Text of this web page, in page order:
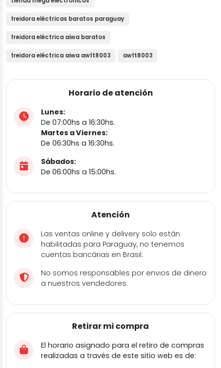
freidora eléctricas baratos paraguay
freidora eléctrica aiwa baratos
freidora eléctrica aiwa awft8003 awft8003
Horario de atención
Lunes:
De 07:00hs a 16:30hs.
Martes a Viernes:
De 06:30hs a 16:30hs.
Sábados:
De 06:00hs a 15:00hs.
Atención
Las ventas online y delivery solo están
habilitadas para Paraguay, no tenemos
cuentas bancárias en Brasil.
No somos responsables por envios de dinero
a nuestros vendedores.
Retirar mi compra
El horario asignado para el retiro de compras
realizadas a través de este sitio web es de: